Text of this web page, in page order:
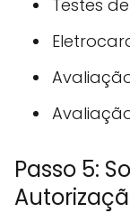
Testes
Passo 5: